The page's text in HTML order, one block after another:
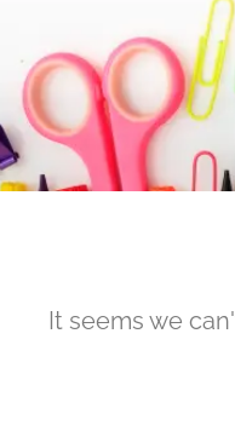
It seems we